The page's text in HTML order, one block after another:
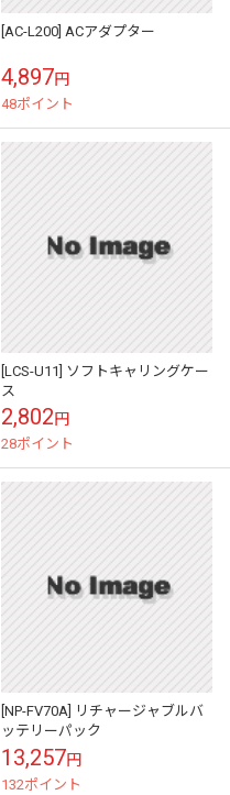
[AC-L200] ACアダプター
4,897円
48ポイント
[LCS-U11] ソフトキャリングケー
ス
2,802円
28ポイント
[NP-FV70A] リチャージャブルバ
ッテリーパック
13,257円
132ポイント